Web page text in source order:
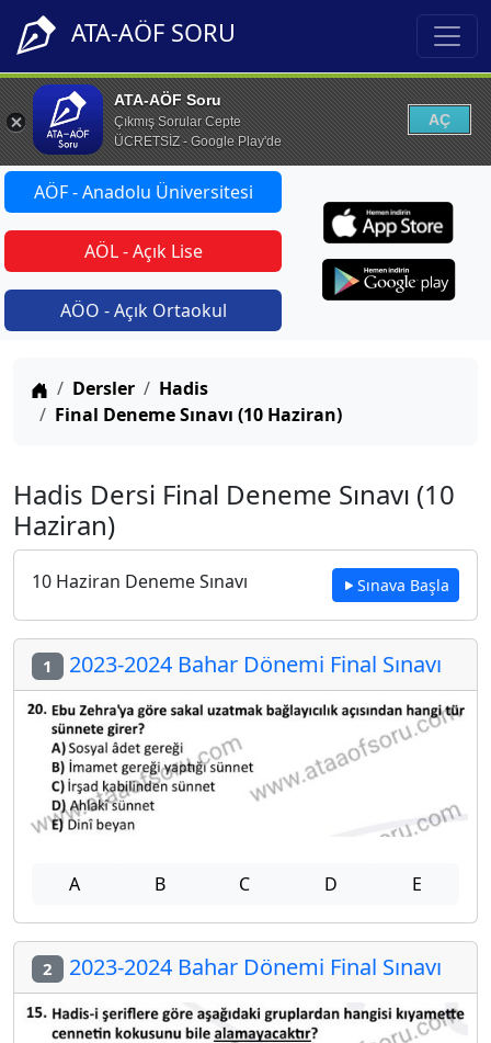
ATA-AÖF SORU
ATA-AÖF Soru
Çıkmış Sorular Cepte
ÜCRETSİZ - Google Play'de
AÇ
AÖF - Anadolu Üniversitesi
AÖL - Açık Lise
AÖO - Açık Ortaokul
Anasayfa
Dersler
Hadis
Final Deneme Sınavı (10 Haziran)
Hadis Dersi Final Deneme Sınavı (10
Haziran)
10 Haziran Deneme Sınavı Sınava Başla
1 2023-2024 Bahar Dönemi Final Sınavı
A B C D E
2 2023-2024 Bahar Dönemi Final Sınavı